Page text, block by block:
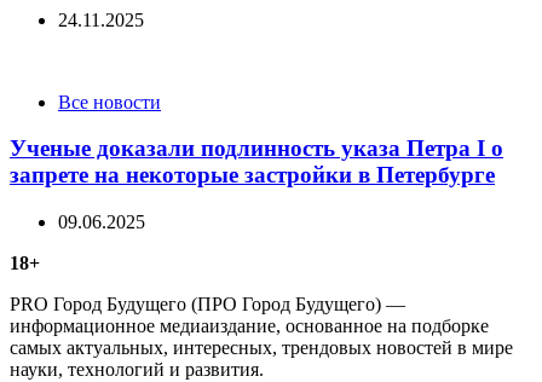
24.11.2025
CategoriesВсе новости
Ученые доказали подлинность указа Петра I о
запрете на некоторые застройки в Петербурге
09.06.2025
18+
PRO Город Будущего (ПРО Город Будущего) —
информационное медиаиздание, основанное на подборке
самых актуальных, интересных, трендовых новостей в мире
науки, технологий и развития.